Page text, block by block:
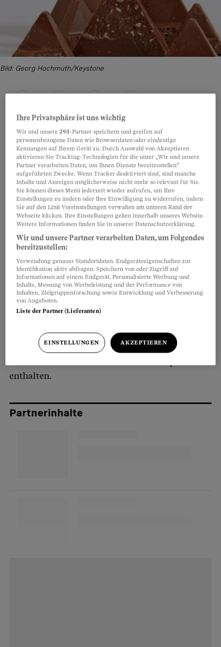
Bild: Georg Hochmuth/Keystone
Teilen Anhören Merken Kommentare
Artikel teilen
Die Toblerone ist stolze Schweizerin – und
macht daraus keinen Hehl. Die Schokoladen-
Triangel erinnern an eine Bergkette, das Logo
leuchtet in der roten Flaggenfarbe. Darüber
prangt der Schriftzug «Established in
Switzerland», dazwischen ein Berg. Und als
wäre das nicht genug, versteckt sich im
Bergmassiv auch noch ein Bär als Hinweis auf
Bald mit ausländischem Milchpulver?
Der Hersteller Mondelēz wirbt explizit mit
könnte sich bald ändern, wie «Blick»berichtete
Denn laut Branchenkennern könnte ein Teil der
enthalten.
Partnerinhalte
Ihre Privatsphäre ist uns wichtig
Wir und unsere293-Partner speichern und greifen auf
personenbezogene Daten wie Browserdaten oder eindeutige
Kennungen auf Ihrem Gerät zu. Durch Auswahl von Akzeptieren
aktivieren Sie Tracking-Technologien für die unter „Wir und unsere
Partner verarbeiten Daten, um Ihnen Dienste bereitzustellen“
aufgeführten Zwecke. Wenn Tracker deaktiviert sind, sind manche
Inhalte und Anzeigen möglicherweise nicht mehr so relevant für Sie.
Sie können dieses Menü jederzeit wieder aufrufen, um Ihre
Einstellungen zu ändern oder Ihre Einwilligung zu widerrufen, indem
Sie auf den Link Voreinstellungen verwalten am unteren Rand der
Webseite klicken. Ihre Einstellungen gelten innerhalb unseres Website.
Weitere Informationen finden Sie in unserer Datenschutzerklärung.
Wir und unsere Partner verarbeiten Daten, um Folgendes
bereitzustellen:
Verwendung genauer Standortdaten. Endgeräteeigenschaften zur
Identifikation aktiv abfragen. Speichern von oder Zugriff auf
Informationen auf einem Endgerät. Personalisierte Werbung und
Inhalte, Messung von Werbeleistung und der Performance von
Inhalten, Zielgruppenforschung sowie Entwicklung und Verbesserung
von Angeboten.
Liste der Partner (Lieferanten)
EINSTELLUNGEN AKZEPTIEREN